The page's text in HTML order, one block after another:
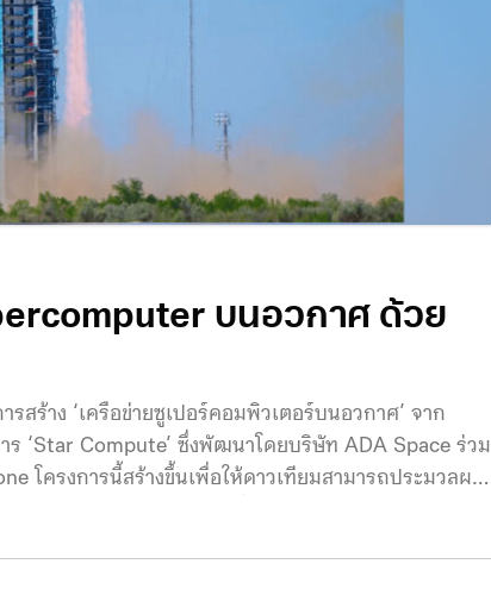
บนอวกาศ ด้วย
ร้าง ‘เครือข่ายซูเปอร์คอมพิวเตอร์บนอวกาศ’ จาก
‘Star Compute’ ซึ่งพัฒนาโดยบริษัท ADA Space ร่วม
โครงการนี้สร้างขึ้นเพื่อให้ดาวเทียมสามารถประมวลผล